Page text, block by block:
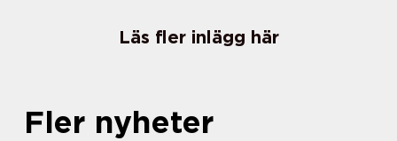
Läs fler inlägg här
Fler nyheter